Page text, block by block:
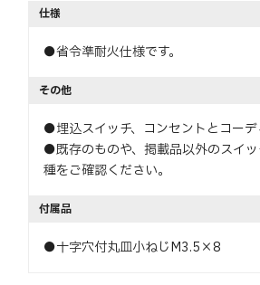
仕様
●省令準耐火仕様です。
その他
●埋込スイッチ、コンセントとコーデ
●既存のものや、掲載品以外のスイ
種をご確認ください。
付属品
●十字穴付丸皿小ねじM3.5×8